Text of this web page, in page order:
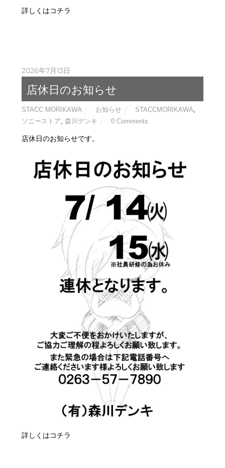
詳しくはコチラ
2026年7月13日
店休日のお知らせ
STACC MORIKAWA お知らせ STACCMORIKAWA,
ソニーストア, 森川デンキ 0 Comments
店休日のお知らせです。
詳しくはコチラ